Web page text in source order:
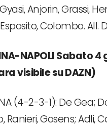
Anjorin, Grassi,
Colombo. All.
NAPOLI Sabato
visibile su DAZN)
(4-2-3-1): De Gea;
Ranieri, Gosens; Adli,